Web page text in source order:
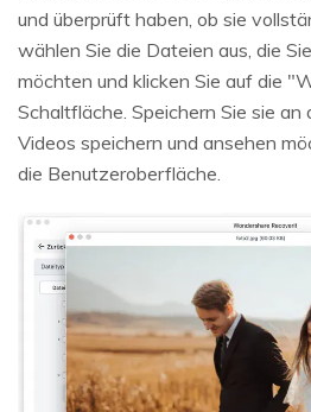
und überprüft haben, ob sie
wählen Sie die Dateien aus, die
möchten und klicken Sie auf die
Schaltfläche. Speichern Sie sie an
Videos speichern und ansehen
die Benutzeroberfläche.